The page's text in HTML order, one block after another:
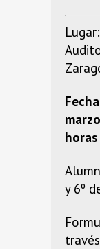
horas
y 6º